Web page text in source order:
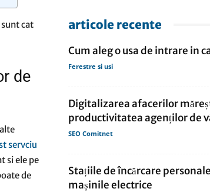
cat
de
servciu
si ele pe
de
articole recente
Cum aleg o usa de intrare in
Ferestre si usi
Digitalizarea afacerilor
productivitatea agenților de
SEO Comitnet
Stațiile de încărcare
mașinile electrice